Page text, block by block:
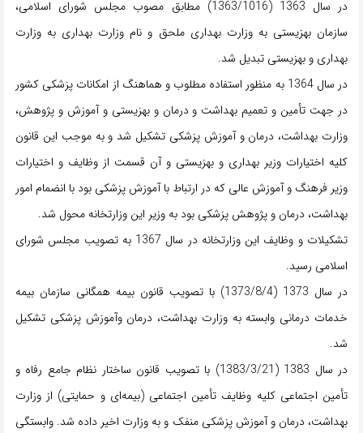
در سال 1363 (1363/1016) مطابق مصوب مجلس شورای اسلامی،
سازمان بهزیستی به وزارت بهداری ملحق و نام وزارت بهداری به وزارت
بهداری و بهزیستی تبدیل شد.
در سال 1364 به منظور استفاده مطلوب و هماهنگ از امکانات پزشکی کشور
در جهت تأمین و تعمیم بهداشت و درمان و بهزیستی و آموزش و پژوهش،
وزارت بهداشت، درمان و آموزش پزشکی تشکیل شد و به موجب این قانون
کلیه اختیارات وزیر بهداری و بهزیستی و آن قسمت از وظایف و اختیارات
وزیر فرهنگ و آموزش عالی که در ارتباط با آموزش پزشکی بود با انضمام امور
بهداشت، درمان و پژوهش پزشکی بود به وزیر این وزارتخانه محول شد.
تشکیلات و وظایف این وزارتخانه در سال 1367 به تصویب مجلس شورای
اسلامی رسید.
در سال 1373 (1373/8/4) با تصویب قانون بیمه همگانی سازمان بیمه
خدمات درمانی وابسته به وزارت بهداشت، درمان وآموزش پزشکی تشکیل
شد.
در سال 1383 (1383/3/21) با تصویب قانون ساختار نظام جامع رفاه و
تأمین اجتماعی کلیه وظایف تأمین اجتماعی (بیمه‌ای و حمایتی) از وزارت
بهداشت، درمان و آموزش پزشکی منفک و به وزارت اخیر داده شد. وابستگی